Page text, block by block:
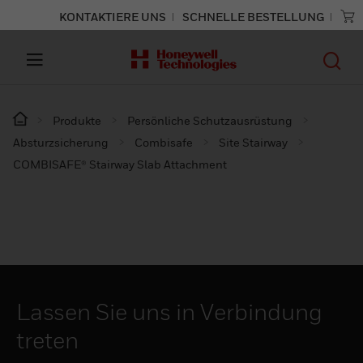
KONTAKTIERE UNS SCHNELLE BESTELLUNG
Produkte
Persönliche Schutzausrüstung
Absturzsicherung
Combisafe
Site Stairway
COMBISAFE® Stairway Slab Attachment
Lassen Sie uns in Verbindung
treten